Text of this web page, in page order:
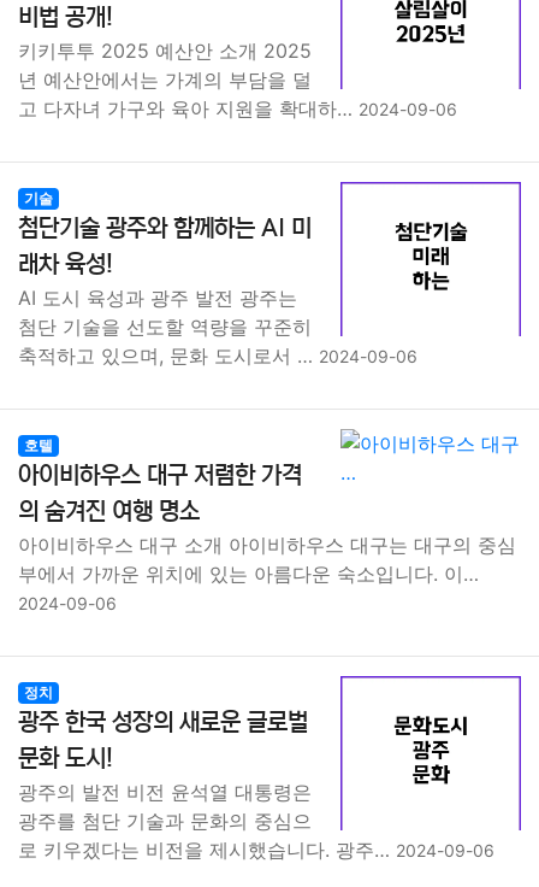
비법 공개!
키키투투 2025 예산안 소개 2025
년 예산안에서는 가계의 부담을 덜
고 다자녀 가구와 육아 지원을 확대하… 2024-09-06
기술
첨단기술 광주와 함께하는 AI 미
래차 육성!
AI 도시 육성과 광주 발전 광주는
첨단 기술을 선도할 역량을 꾸준히
축적하고 있으며, 문화 도시로서 … 2024-09-06
호텔
아이비하우스 대구 저렴한 가격
의 숨겨진 여행 명소
아이비하우스 대구 소개 아이비하우스 대구는 대구의 중심
부에서 가까운 위치에 있는 아름다운 숙소입니다. 이…
2024-09-06
정치
광주 한국 성장의 새로운 글로벌
문화 도시!
광주의 발전 비전 윤석열 대통령은
광주를 첨단 기술과 문화의 중심으
로 키우겠다는 비전을 제시했습니다. 광주… 2024-09-06